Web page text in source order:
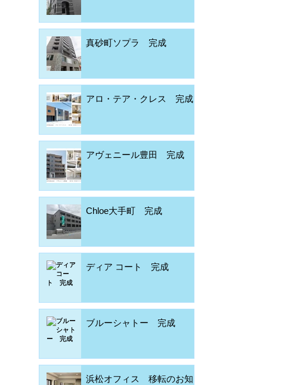
真砂町ソプラ 完成
アロ・テア・クレス 完成
アヴェニール豊田 完成
Chloe大手町 完成
ディア コート 完成
ブルーシャトー 完成
浜松オフィス 移転のお知